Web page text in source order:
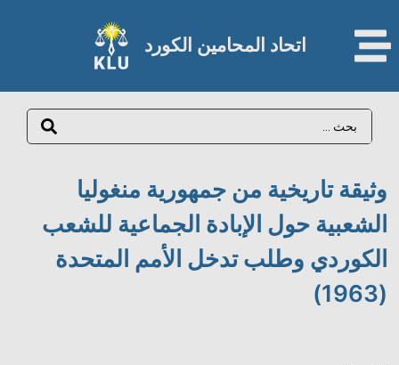
اتحاد المحامين الكورد​
وثيقة تاريخية من جمهورية منغوليا
الشعبية حول الإبادة الجماعية للشعب
الكوردي وطلب تدخل الأمم المتحدة
(1963)